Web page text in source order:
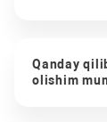
Qanday
olishim